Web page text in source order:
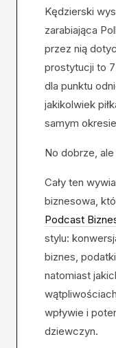
Kędzierski
zarabiająca
przez nią
prostytucji to
dla punktu
jakikolwiek
samym
No dobrze,
Cały ten
biznesowa,
Podcast
stylu:
biznes,
natomiast
wpływie i
dziewczyn.